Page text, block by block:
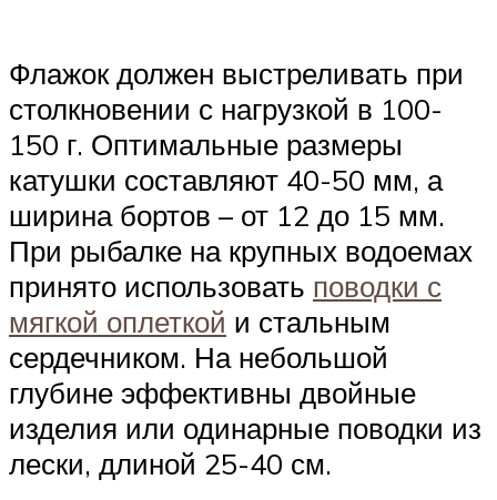
Флажок должен выстреливать при
столкновении с нагрузкой в 100-
150 г. Оптимальные размеры
катушки составляют 40-50 мм, а
ширина бортов – от 12 до 15 мм.
При рыбалке на крупных водоемах
принято использовать поводки с
мягкой оплеткой и стальным
сердечником. На небольшой
глубине эффективны двойные
изделия или одинарные поводки из
лески, длиной 25-40 см.